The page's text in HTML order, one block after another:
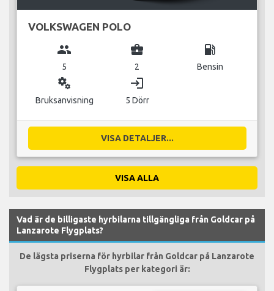
VOLKSWAGEN POLO
group
5
business_center
2
local_gas_station
Bensin
miscellaneous_services
Bruksanvisning
login
5 Dörr
VISA DETALJER...
VISA ALLA
Vad är de billigaste hyrbilarna tillgängliga från Goldcar på
Lanzarote Flygplats?
De lägsta priserna för hyrbilar från Goldcar på Lanzarote
Flygplats per kategori är: